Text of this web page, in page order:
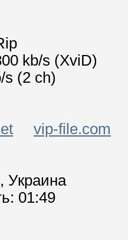
kb/s (XviD)
s (2 ch)
vip-file.com
Украина
01:49